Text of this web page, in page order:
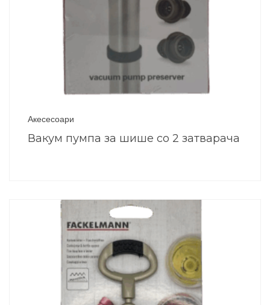
Акесесоари
Вакум пумпа за шише со 2 затварача